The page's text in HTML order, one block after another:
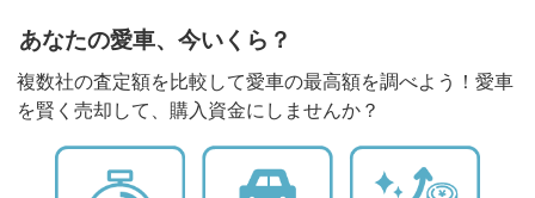
あなたの愛車、今いくら？
複数社の査定額を比較して愛車の最高額を調べよう！愛車
を賢く売却して、購入資金にしませんか？